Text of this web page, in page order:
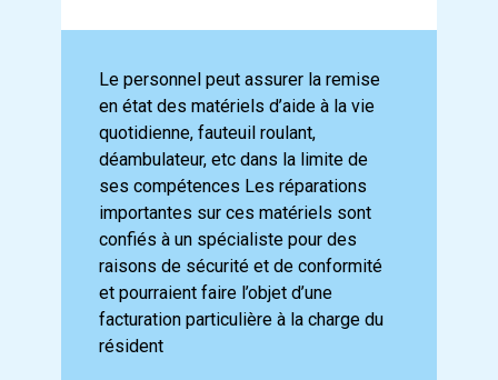
Le personnel peut assurer la remise
en état des matériels d’aide à la vie
quotidienne, fauteuil roulant,
déambulateur, etc dans la limite de
ses compétences Les réparations
importantes sur ces matériels sont
confiés à un spécialiste pour des
raisons de sécurité et de conformité
et pourraient faire l’objet d’une
facturation particulière à la charge du
résident